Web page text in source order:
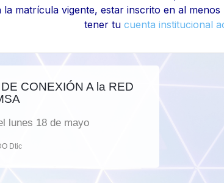
matrícula vigente, estar inscrito en al
tener tu cuenta institucional